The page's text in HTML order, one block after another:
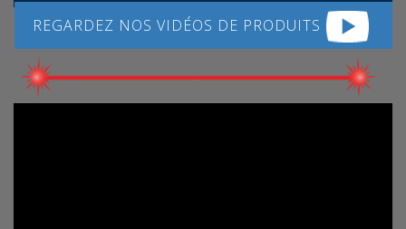
REGARDEZ NOS VIDÉOS DE PRODUITS